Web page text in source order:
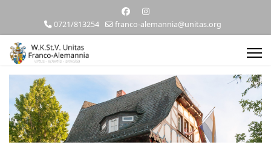
0721/813254 franco-alemannia@unitas.org